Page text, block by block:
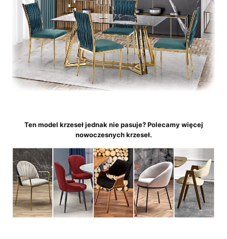
Ten model krzeseł jednak nie pasuje? Polecamy więcej
nowoczesnych krzeseł.